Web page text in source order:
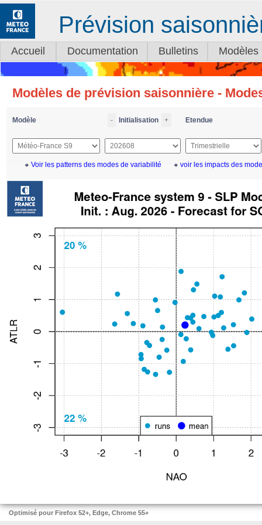
Prévision
Accueil Documentation Bulletins Modèles
Modèles de prévision saisonnière -
Modèle - Initialisation + Etendue
Voir les patterns des modes de variabilité voir les impacts des
Optimisé pour Firefox 52+, Edge, Chrome 55+